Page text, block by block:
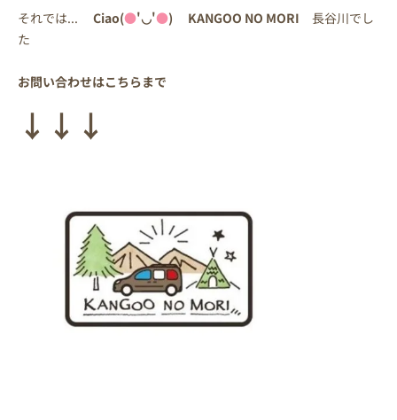
それでは... Ciao(●'◡'●) KANGOO NO MORI 長谷川でし
た
お問い合わせはこちらまで
↓↓↓